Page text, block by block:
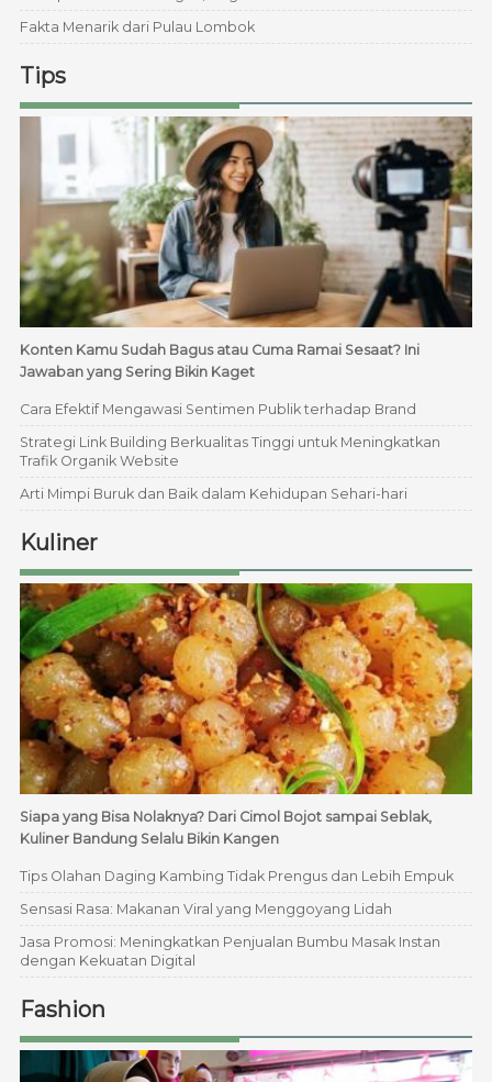
Fakta Menarik dari Pulau Lombok
Tips
Konten Kamu Sudah Bagus atau Cuma Ramai Sesaat? Ini
Jawaban yang Sering Bikin Kaget
Cara Efektif Mengawasi Sentimen Publik terhadap Brand
Strategi Link Building Berkualitas Tinggi untuk Meningkatkan
Trafik Organik Website
Arti Mimpi Buruk dan Baik dalam Kehidupan Sehari-hari
Kuliner
Siapa yang Bisa Nolaknya? Dari Cimol Bojot sampai Seblak,
Kuliner Bandung Selalu Bikin Kangen
Tips Olahan Daging Kambing Tidak Prengus dan Lebih Empuk
Sensasi Rasa: Makanan Viral yang Menggoyang Lidah
Jasa Promosi: Meningkatkan Penjualan Bumbu Masak Instan
dengan Kekuatan Digital
Fashion